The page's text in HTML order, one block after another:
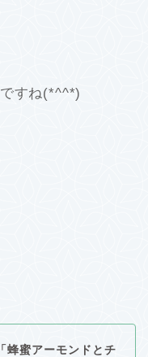
すね(*^^*)
蜂蜜アーモンドとチ